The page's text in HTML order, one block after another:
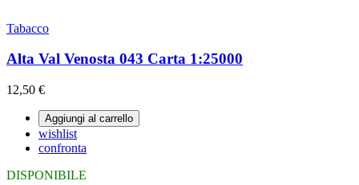
Tabacco
Alta Val Venosta 043 Carta 1:25000
12,50 €
Aggiungi al carrello
wishlist
confronta
DISPONIBILE